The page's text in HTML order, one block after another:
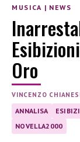
MUSICA | NEWS
Oro
VINCENZO
ANNALISA
NOVELLA2000